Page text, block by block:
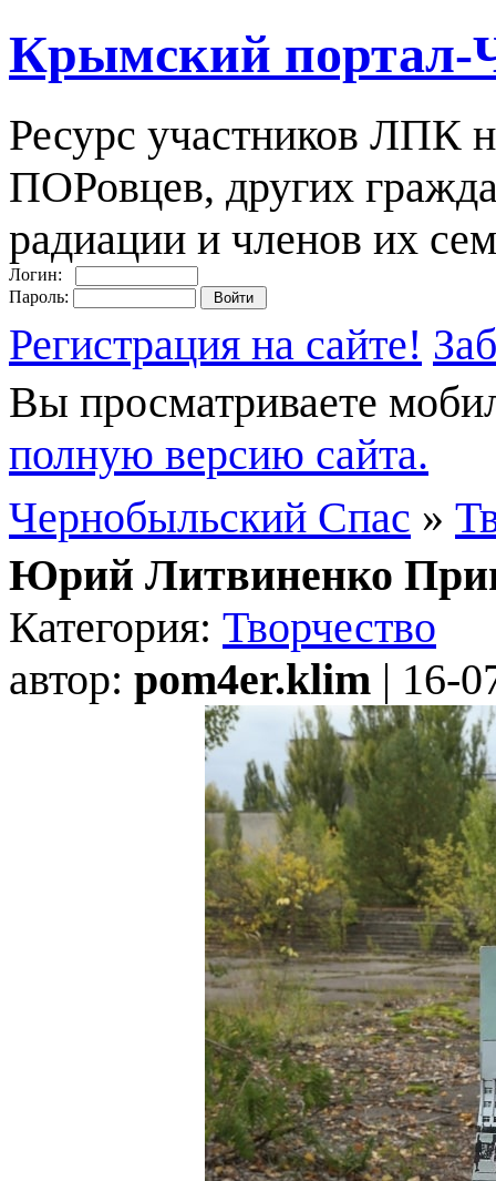
Крымский портал-
Ресурс участников ЛПК
ПОРовцев, других
радиации и членов их
Логин:
Пароль:
Регистрация на сайте!
Вы просматриваете
полную версию сайта.
Чернобыльский Спас »
Юрий Литвиненко
Категория: Творчество
автор: pom4er.klim | 16-